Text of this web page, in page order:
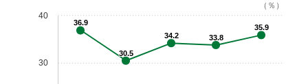
30
40
（％）
36.9
30.5
34.2 33.8
35.9